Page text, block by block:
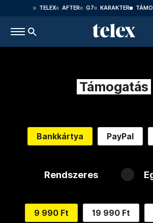
TELEX AFTER G7 KARAKTER
Támogatás
Bankkártya PayPal
Rendszeres
9 990 Ft 19 990 Ft